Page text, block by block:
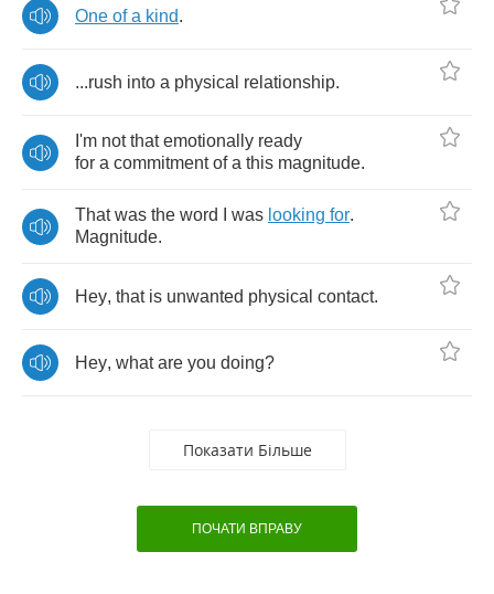
One of a kind.
...rush into a physical relationship.
I'm not that emotionally ready
for a commitment of a this magnitude.
That was the word was looking for.
Magnitude.
Hey, that is unwanted physical contact.
Hey, what are you doing?
Показати Більше
ПОЧАТИ ВПРАВУ